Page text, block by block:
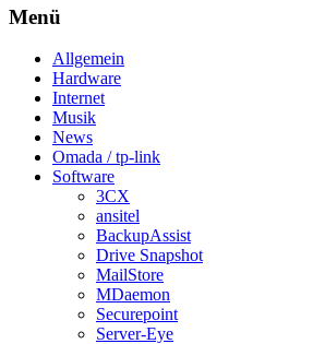
Menü
Allgemein
Hardware
Internet
Musik
News
Omada / tp-link
Software
3CX
ansitel
BackupAssist
Drive Snapshot
MailStore
MDaemon
Securepoint
Server-Eye